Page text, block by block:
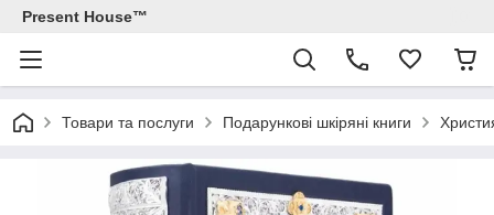
Present House™
Товари та послуги Подарункові шкіряні книги